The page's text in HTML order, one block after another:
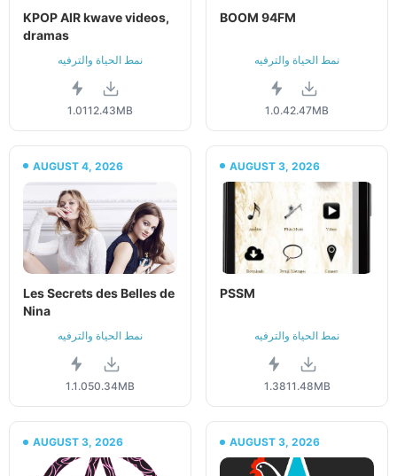
KPOP AIR kwave videos,
dramas
نمط الحياة والترفيه
1.0112.43MB
BOOM 94FM
نمط الحياة والترفيه
1.0.42.47MB
AUGUST 4, 2026
Les Secrets des Belles de
Nina
نمط الحياة والترفيه
1.1.050.34MB
AUGUST 3, 2026
PSSM
نمط الحياة والترفيه
1.3811.48MB
AUGUST 3, 2026 AUGUST 3, 2026